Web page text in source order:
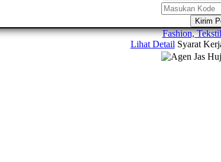
Kirim
Fashion,
Lihat Detail Syarat